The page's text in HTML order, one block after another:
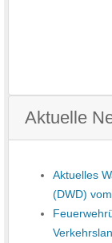
Aktuelle
Aktuelles
(DWD)